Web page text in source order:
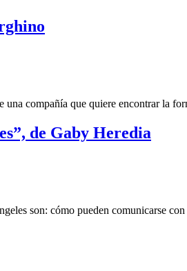
compañía que quiere encontrar la
de Gaby Heredia
son: cómo pueden comunicarse